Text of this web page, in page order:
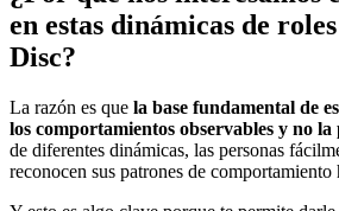
en estas dinámicas de
Disc?
La razón es que la base fundamental de
los comportamientos observables y no la
de diferentes dinámicas, las personas
reconocen sus patrones de comportamiento